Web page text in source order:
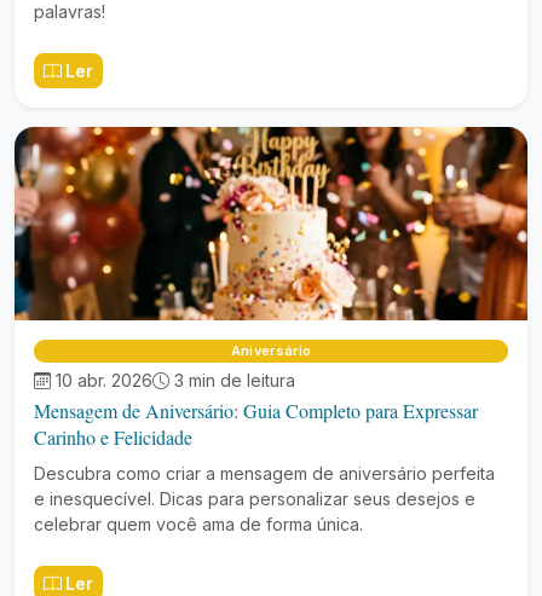
palavras!
Ler
Aniversário
10 abr. 2026 3 min de leitura
Mensagem de Aniversário: Guia Completo para Expressar
Carinho e Felicidade
Descubra como criar a mensagem de aniversário perfeita
e inesquecível. Dicas para personalizar seus desejos e
celebrar quem você ama de forma única.
Ler